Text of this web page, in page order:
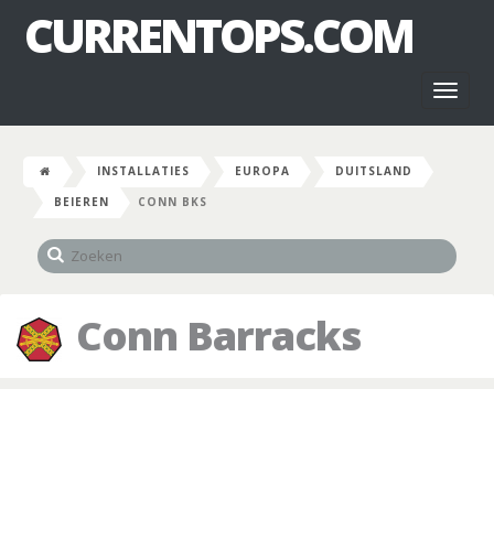
CURRENTOPS.COM
INSTALLATIES EUROPA
DUITSLAND
BEIEREN
CONN BKS
Conn Barracks